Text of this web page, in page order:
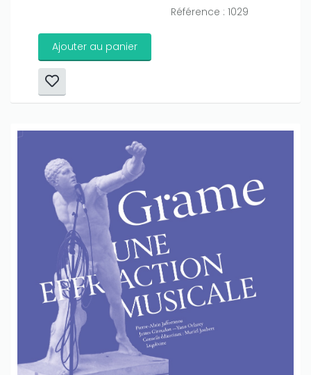
Référence : 1029
Ajouter au panier